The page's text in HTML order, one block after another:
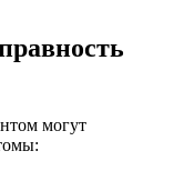
могут